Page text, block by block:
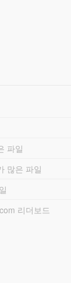
파일
많은 파일
리더보드